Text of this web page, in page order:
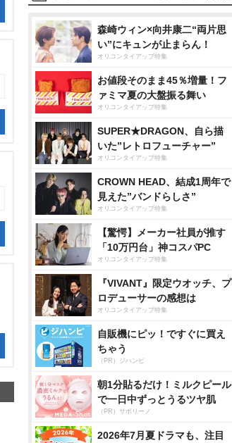
森崎ウィン×向井康二“両片思
い”にキュンが止まらん！
オリコンタイアップ特集
お値段そのまま45％増量！フ
ァミマ夏の大盤振る舞い
オリコンタイアップ特集
SUPER★DRAGON、自ら描
いた”レトロフューチャー”
オリコンタイアップ特集
CROWN HEAD、結成1周年で
見えた”バンドらしさ”
オリコンタイアップ特集
【驚愕】メーカー社員が推す
「10万円台」神コスパPC
オリコンタイアップ特集
『VIVANT』限定ウオッチ、プ
ロデューサーの感想は
オリコンタイアップ特集
自販機にピッ！ですぐに買え
ちゃう
（PR）ジハンピ
朝1分貼るだけ！ミルクピール
で一日中ずっとうるツヤ肌
（PR）サボリーノ
2026年7月夏ドラマも、注目